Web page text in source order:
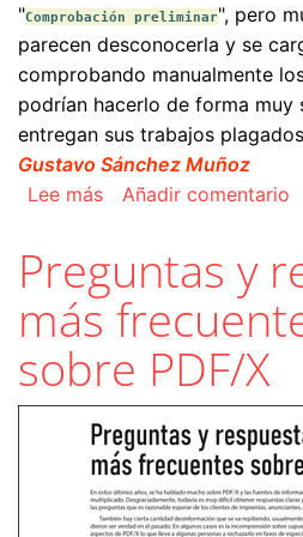
"Comprobación preliminar", pero
parecen desconocerla y se
comprobando manualmente
podrían hacerlo de forma
entregan sus trabajos
Gustavo Sánchez Muñoz
Lee mássobre Hacer la
Añadir comentario
Preguntas y
más
sobre PDF/X